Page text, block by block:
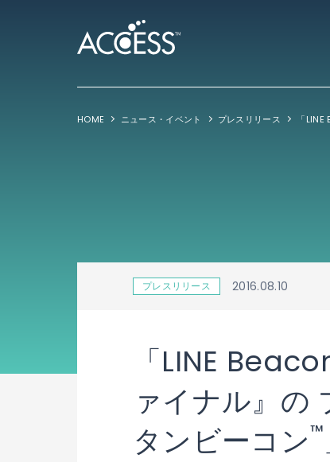
HOME ニュース・イベント プレスリリース
プレスリリース 2016.08.10
「LINE
ァイナル』の
タンビーコン™